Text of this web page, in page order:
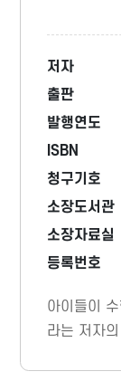
저자
출판
발행연도
ISBN
청구기호
소장도서관
소장자료실
등록번호
아이들이
라는 저자